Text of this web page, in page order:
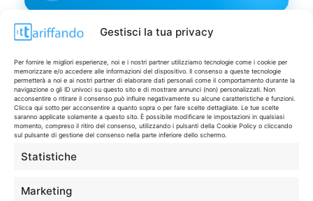
Gestisci la tua privacy
Per fornire le migliori esperienze, noi e i nostri partner utilizziamo tecnologie come i cookie per
memorizzare e/o accedere alle informazioni del dispositivo. Il consenso a queste tecnologie
permetterà a noi e ai nostri partner di elaborare dati personali come il comportamento durante la
navigazione o gli ID univoci su questo sito e di mostrare annunci (non) personalizzati. Non
acconsentire o ritirare il consenso può influire negativamente su alcune caratteristiche e funzioni.
Clicca qui sotto per acconsentire a quanto sopra o per fare scelte dettagliate. Le tue scelte
saranno applicate solamente a questo sito. È possibile modificare le impostazioni in qualsiasi
momento, compreso il ritiro del consenso, utilizzando i pulsanti della Cookie Policy o cliccando
sul pulsante di gestione del consenso nella parte inferiore dello schermo.
Statistiche
Marketing
LIVE OFFERTE
🔥
Tutte
💻
Tech
🛒
Spesa
👗
Moda